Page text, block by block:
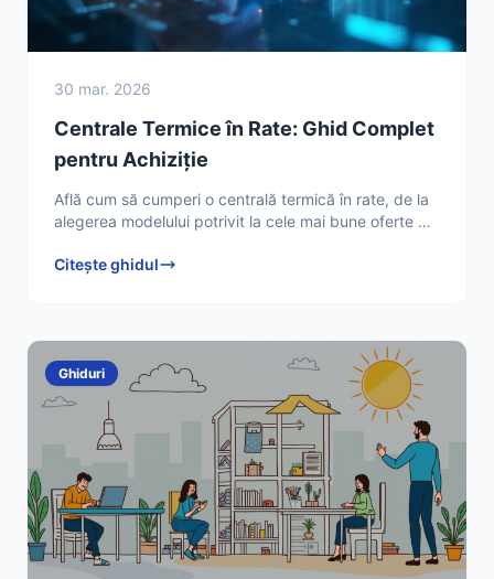
30 mar. 2026
Centrale Termice în Rate: Ghid Complet
pentru Achiziție
Află cum să cumperi o centrală termică în rate, de la
alegerea modelului potrivit la cele mai bune oferte de
Citește ghidul
Ghiduri